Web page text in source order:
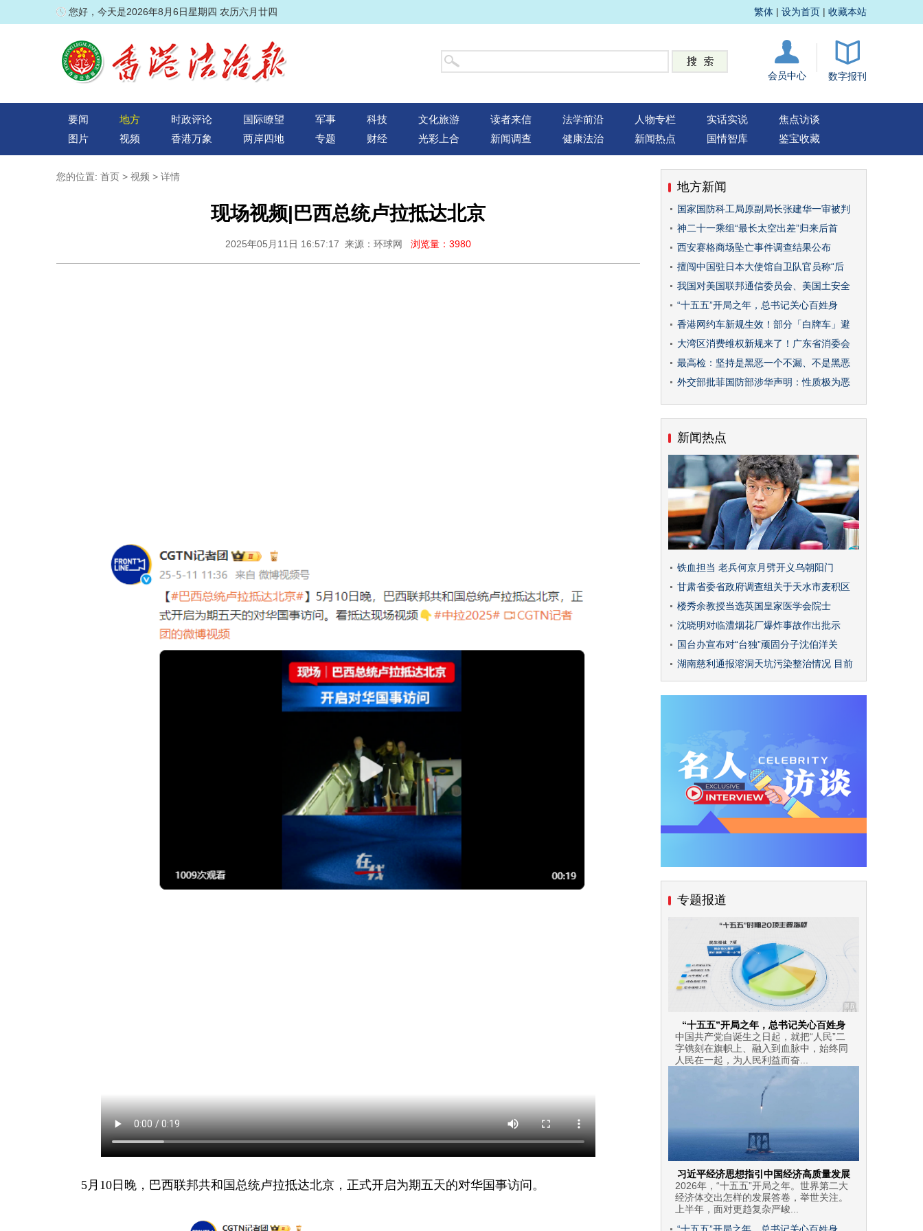
您好，今天是2026年8月6日星期四 农历六月廿四 繁体 | 设为首页 | 收藏本站
会员中心 数字报刊
要闻 地方 时政评论 国际瞭望 军事 科技 文化旅游 读者来信 法学前沿 人物专栏 实话实说
焦点访谈
图片
视频 香港万象 两岸四地 专题 财经 光彩上合 新闻调查 健康法治 新闻热点 国情智库 鉴宝收藏
您的位置: 首页 > 视频 > 详情
现场视频|巴西总统卢拉抵达北京
2025年05月11日 16:57:17 来源：环球网 浏览量：3980
5月10日晚，巴西联邦共和国总统卢拉抵达北京，正式开启为期五天的对华国事访问。
地方新闻
国家国防科工局原副局长张建华一审被判
神二十一乘组“最长太空出差”归来后首
西安赛格商场坠亡事件调查结果公布
擅闯中国驻日本大使馆自卫队官员称“后
我国对美国联邦通信委员会、美国土安全
“十五五”开局之年，总书记关心百姓身
香港网约车新规生效！部分「白牌车」避
大湾区消费维权新规来了！广东省消委会
最高检：坚持是黑恶一个不漏、不是黑恶
外交部批菲国防部涉华声明：性质极为恶
新闻热点
铁血担当 老兵何京月劈开义乌朝阳门
甘肃省委省政府调查组关于天水市麦积区
楼秀余教授当选英国皇家医学会院士
沈晓明对临澧烟花厂爆炸事故作出批示
国台办宣布对“台独”顽固分子沈伯洋关
湖南慈利通报溶洞天坑污染整治情况 目前
专题报道
“十五五”开局之年，总书记关心百姓身
中国共产党自诞生之日起，就把“人民”二
字镌刻在旗帜上、融入到血脉中，始终同
人民在一起，为人民利益而奋...
习近平经济思想指引中国经济高质量发展
2026年，“十五五”开局之年。世界第二大
经济体交出怎样的发展答卷，举世关注。
上半年，面对更趋复杂严峻...